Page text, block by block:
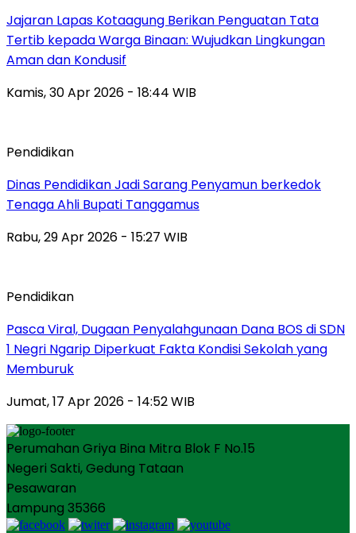
Jajaran Lapas Kotaagung Berikan Penguatan Tata
Tertib kepada Warga Binaan: Wujudkan Lingkungan
Aman dan Kondusif
Kamis, 30 Apr 2026 - 18:44 WIB
Pendidikan
Dinas Pendidikan Jadi Sarang Penyamun berkedok
Tenaga Ahli Bupati Tanggamus
Rabu, 29 Apr 2026 - 15:27 WIB
Pendidikan
Pasca Viral, Dugaan Penyalahgunaan Dana BOS di SDN
1 Negri Ngarip Diperkuat Fakta Kondisi Sekolah yang
Memburuk
Jumat, 17 Apr 2026 - 14:52 WIB
Perumahan Griya Bina Mitra Blok F No.15
Negeri Sakti, Gedung Tataan
Pesawaran
Lampung 35366